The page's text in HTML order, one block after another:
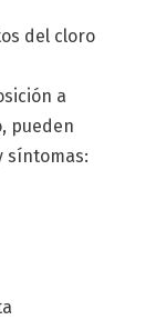
del cloro
a
pueden
síntomas: